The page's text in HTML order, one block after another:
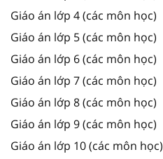
Giáo án lớp 4 (các môn học)
Giáo án lớp 5 (các môn học)
Giáo án lớp 6 (các môn học)
Giáo án lớp 7 (các môn học)
Giáo án lớp 8 (các môn học)
Giáo án lớp 9 (các môn học)
Giáo án lớp 10 (các môn học)